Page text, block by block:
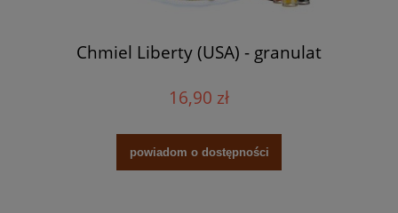
Chmiel Liberty (USA) - granulat
16,90 zł
powiadom o dostępności